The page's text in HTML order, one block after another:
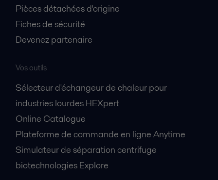
Pièces détachées d'origine
Fiches de sécurité
Devenez partenaire
Vos outils
Sélecteur d'échangeur de chaleur pour
industries lourdes HEXpert
Online Catalogue
Plateforme de commande en ligne Anytime
Simulateur de séparation centrifuge
biotechnologies Explore